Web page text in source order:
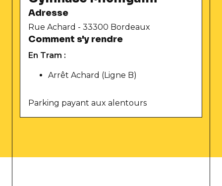
Adresse
Rue Achard - 33300 Bordeaux
Comment s'y rendre
En Tram :
Arrêt Achard (Ligne B)
Parking payant aux alentours